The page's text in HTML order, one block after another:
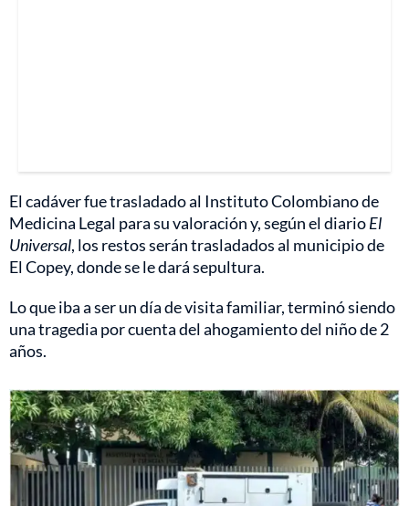
El cadáver fue trasladado al Instituto Colombiano de
Medicina Legal para su valoración y, según el diarioEl
Universal, los restos serán trasladados al municipio de
El Copey, donde se le dará sepultura.
Lo que iba a ser un día de visita familiar, terminó siendo
una tragedia por cuenta del ahogamiento del niño de 2
años.